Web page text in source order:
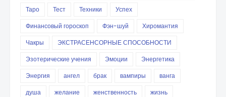
Таро
Тест Техники
Успех
Финансовый гороскоп
Фэн-шуй
Хиромантия
Чакры
ЭКСТРАСЕНСОРНЫЕ СПОСОБНОСТИ
Эзотерические учения
Эмоции
Энергетика
Энергия
ангел брак вампиры
ванга
душа
желание женственность
жизнь